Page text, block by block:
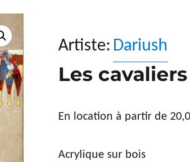
Artiste: Dariush
Les cavaliers
En location à partir de
Acrylique sur bois